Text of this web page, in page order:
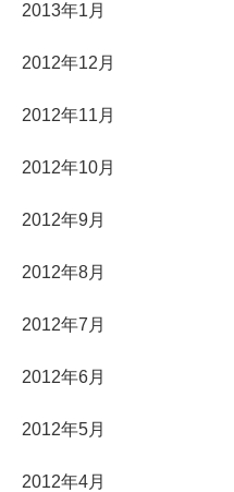
2013年1月
2012年12月
2012年11月
2012年10月
2012年9月
2012年8月
2012年7月
2012年6月
2012年5月
2012年4月